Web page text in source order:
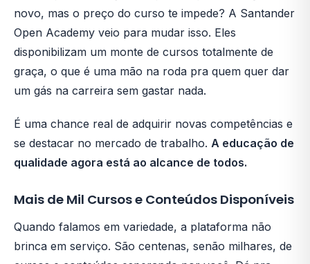
novo, mas o preço do curso te impede? A Santander
Open Academy veio para mudar isso. Eles
disponibilizam um monte de cursos totalmente de
graça, o que é uma mão na roda pra quem quer dar
um gás na carreira sem gastar nada.
É uma chance real de adquirir novas competências e
se destacar no mercado de trabalho. A educação de
qualidade agora está ao alcance de todos.
Mais de Mil Cursos e Conteúdos Disponíveis
Quando falamos em variedade, a plataforma não
brinca em serviço. São centenas, senão milhares, de